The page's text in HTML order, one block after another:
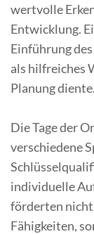
wertvolle
Entwicklung.
Einführung
als hilfreiches
Planung diente.
Die Tage der
verschiedene
individuelle
förderten nicht
Fähigkeiten,